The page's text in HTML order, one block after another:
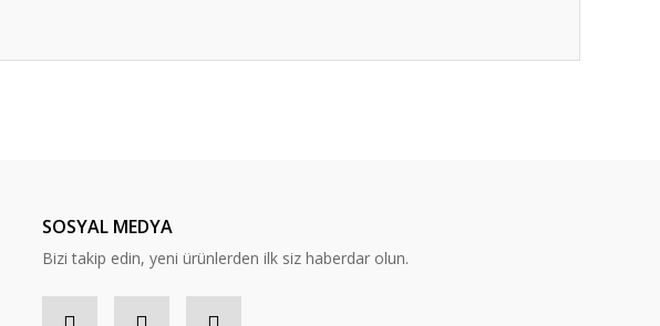
SOSYAL MEDYA
Bizi takip edin, yeni ürünlerden ilk siz haberdar olun.